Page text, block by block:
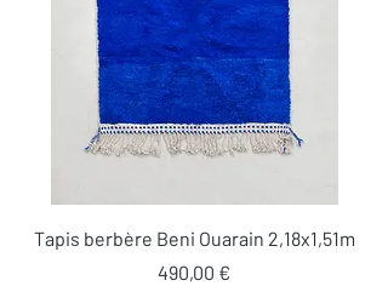
Tapis berbère Beni Ouarain 2,18x1,51m
Prix
490,00 €